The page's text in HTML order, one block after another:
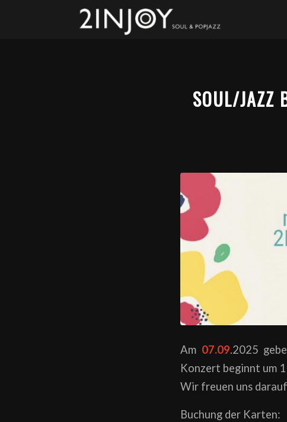
SOUL/JAZZ
Am 07.09.2025
Konzert beginnt um
Wir freuen uns
Buchung der Karten: